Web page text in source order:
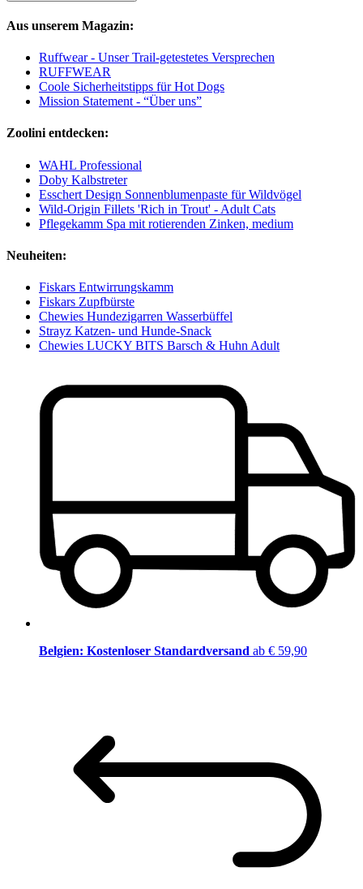
Aus unserem Magazin:
Ruffwear - Unser Trail-getestetes Versprechen
RUFFWEAR
Coole Sicherheitstipps für Hot Dogs
Mission Statement - “Über uns”
Zoolini entdecken:
WAHL Professional
Doby Kalbstreter
Esschert Design Sonnenblumenpaste für Wildvögel
Wild-Origin Fillets 'Rich in Trout' - Adult Cats
Pflegekamm Spa mit rotierenden Zinken, medium
Neuheiten:
Fiskars Entwirrungskamm
Fiskars Zupfbürste
Chewies Hundezigarren Wasserbüffel
Strayz Katzen- und Hunde-Snack
Chewies LUCKY BITS Barsch & Huhn Adult
Belgien: Kostenloser Standardversand ab € 59,90